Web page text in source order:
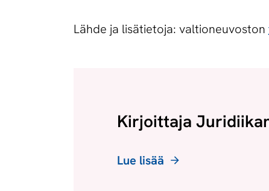
Lähde ja lisätietoja: valtioneuvoston
Kirjoittaja
Lue lisää